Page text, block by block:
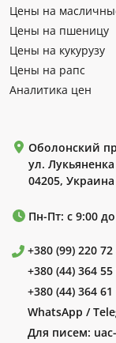
Цены на
Цены на пшеницу
Цены на кукурузу
Цены на рапс
Аналитика цен
Оболонский
ул.
04205, Украина
Пн-Пт: с 9:00
+380 (99) 220 72
+380 (44) 364 55
+380 (44) 364 61
WhatsApp /
Для писем: